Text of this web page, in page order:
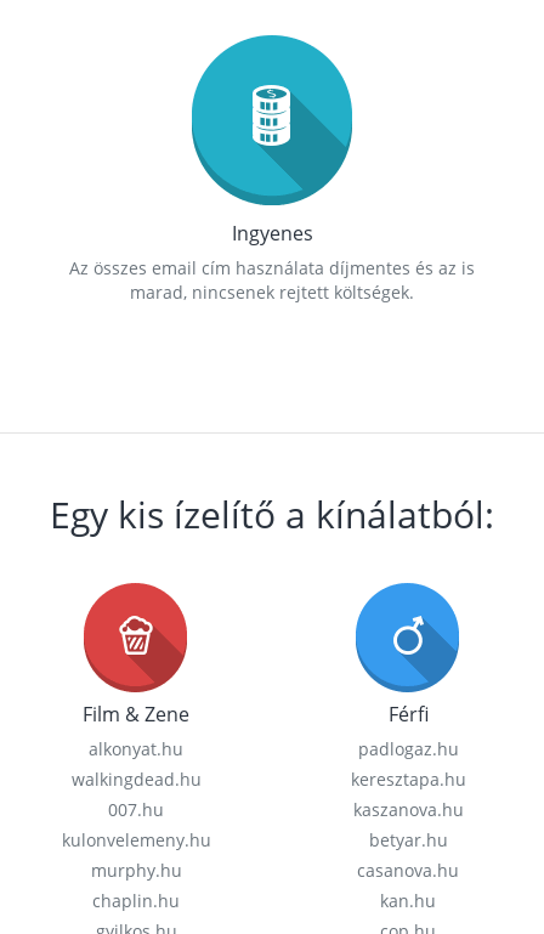
Ingyenes
Az összes email cím használata díjmentes és az is
marad, nincsenek rejtett költségek.
Egy kis ízelítő a kínálatból:
Film & Zene
alkonyat.hu
walkingdead.hu
007.hu
kulonvelemeny.hu
murphy.hu
chaplin.hu
Férfi
padlogaz.hu
keresztapa.hu
kaszanova.hu
betyar.hu
casanova.hu
kan.hu